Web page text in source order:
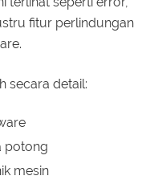
fitur perlindungan
secara detail:
potong
mesin